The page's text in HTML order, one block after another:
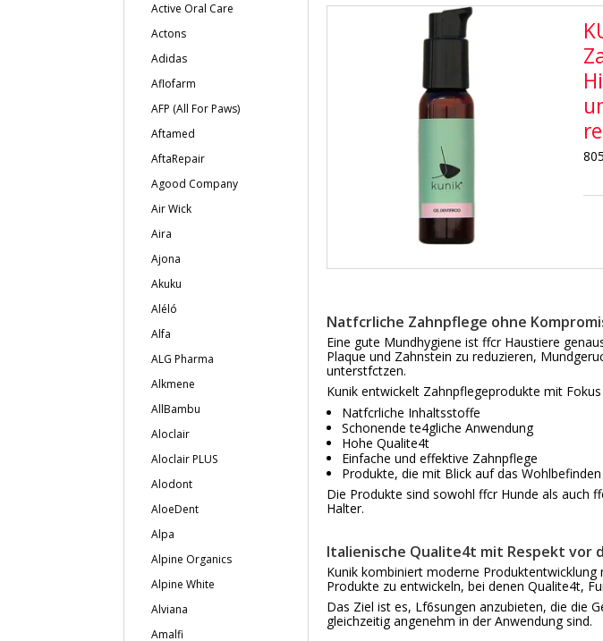
Active Oral Care
Actons
Adidas
Aflofarm
AFP (All For Paws)
Aftamed
AftaRepair
Agood Company
Air Wick
Aira
Ajona
Akuku
Aléló
Alfa
ALG Pharma
Alkmene
AllBambu
Aloclair
Aloclair PLUS
Alodont
AloeDent
Alpa
Alpine Organics
Alpine White
Alviana
Amalfi
Natfcrliche Zahnpflege ohne
Eine gute Mundhygiene ist ffcr Haustiere
Plaque und Zahnstein zu reduzieren,
unterstfctzen.
Kunik entwickelt Zahnpflegeprodukte mit
Natfcrliche Inhaltsstoffe
Schonende te4gliche Anwendung
Hohe Qualite4t
Einfache und effektive Zahnpflege
Produkte, die mit Blick auf das
Die Produkte sind sowohl ffcr Hunde als auch
Halter.
Italienische Qualite4t mit Respekt vor
Kunik kombiniert moderne
Produkte zu entwickeln, bei denen Qualite4t,
Das Ziel ist es, Lf6sungen anzubieten, die die
gleichzeitig angenehm in der Anwendung sind.